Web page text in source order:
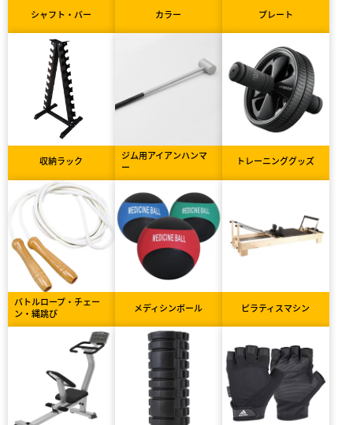
シャフト・バー カラー プレート
収納ラック
ジム用アイアンハンマ
ー
トレーニンググッズ
バトルロープ・チェー
ン・縄跳び
メディシンボール ピラティスマシン